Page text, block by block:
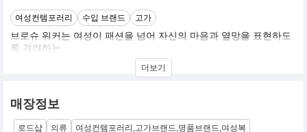
여성컨템포러리 수입 브랜드 고가
브로슈 워커는 여성이 패션을 넘어 자신의 마음과 열망을 표현하도
록 격려하는
‘조용한 럭셔리’ 라이프스타일 브랜드입니다. 절제되면서도 풍부한
신중합니다.
저희는 양보다는 질, 그리고 시대를 초월하는 가치를 중요하게 생각
하며, 항상
더보기
매장정보
로드샵 의류
여성컨템포러리,고가브랜드,명품브랜드,여성복